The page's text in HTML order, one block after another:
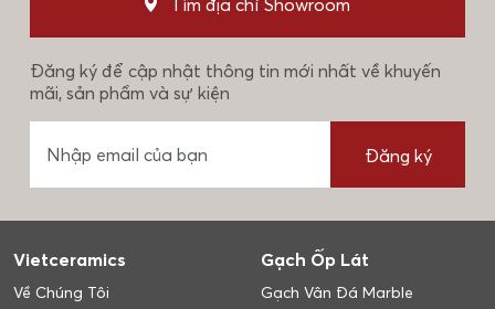
Tìm địa chỉ Showroom
Đăng ký để cập nhật thông tin mới nhất về khuyến
mãi, sản phẩm và sự kiện
Đăng ký
Vietceramics
Về Chúng Tôi
Gạch Ốp Lát
Gạch Vân Đá Marble